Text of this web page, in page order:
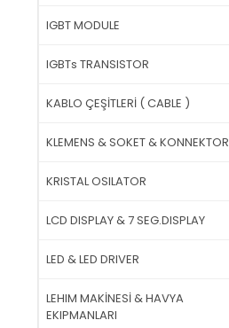
IGBT MODULE
IGBTs TRANSISTOR
KABLO ÇEŞİTLERİ ( CABLE )
KLEMENS & SOKET & KONNEKTOR
KRISTAL OSILATOR
LCD DISPLAY & 7 SEG.DISPLAY
LED & LED DRIVER
LEHIM MAKİNESİ & HAVYA
EKIPMANLARI